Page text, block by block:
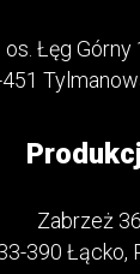
os. Łęg Górny
Zabrzeż
390 Łącko,